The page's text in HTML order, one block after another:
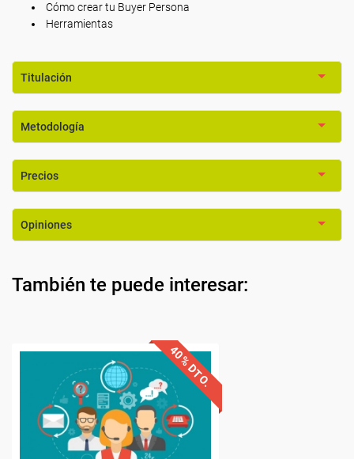
Cómo crear tu Buyer Persona
Herramientas
Titulación
Metodología
Precios
Opiniones
También te puede interesar: